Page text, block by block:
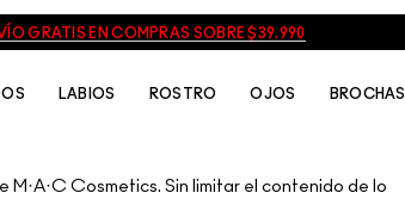
GRATIS EN COMPRAS SOBRE $39.990
LABIOS ROSTRO OJOS BROCHAS
Cosmetics. Sin limitar el contenido de lo